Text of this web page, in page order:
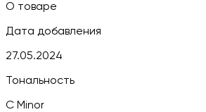
О товаре
Дата добавления
27.05.2024
Тональность
C Minor